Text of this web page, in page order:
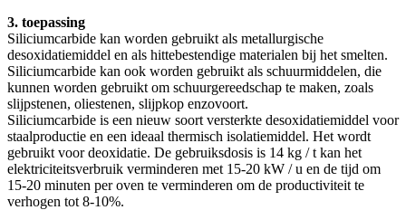
3. toepassing
Siliciumcarbide kan worden gebruikt als metallurgische
desoxidatiemiddel en als hittebestendige materialen bij het smelten.
Siliciumcarbide kan ook worden gebruikt als schuurmiddelen, die
kunnen worden gebruikt om schuurgereedschap te maken, zoals
slijpstenen, oliestenen, slijpkop enzovoort.
Siliciumcarbide is een nieuw soort versterkte desoxidatiemiddel voor
staalproductie en een ideaal thermisch isolatiemiddel. Het wordt
gebruikt voor deoxidatie. De gebruiksdosis is 14 kg / t kan het
elektriciteitsverbruik verminderen met 15-20 kW / u en de tijd om
15-20 minuten per oven te verminderen om de productiviteit te
verhogen tot 8-10%.